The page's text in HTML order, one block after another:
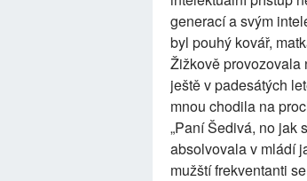
generací a svým
byl pouhý kovář,
Žižkově provozovala
ještě v padesátých
mnou chodila na
„Paní Šedivá, no jak
absolvovala v mládí
mužští frekventanti